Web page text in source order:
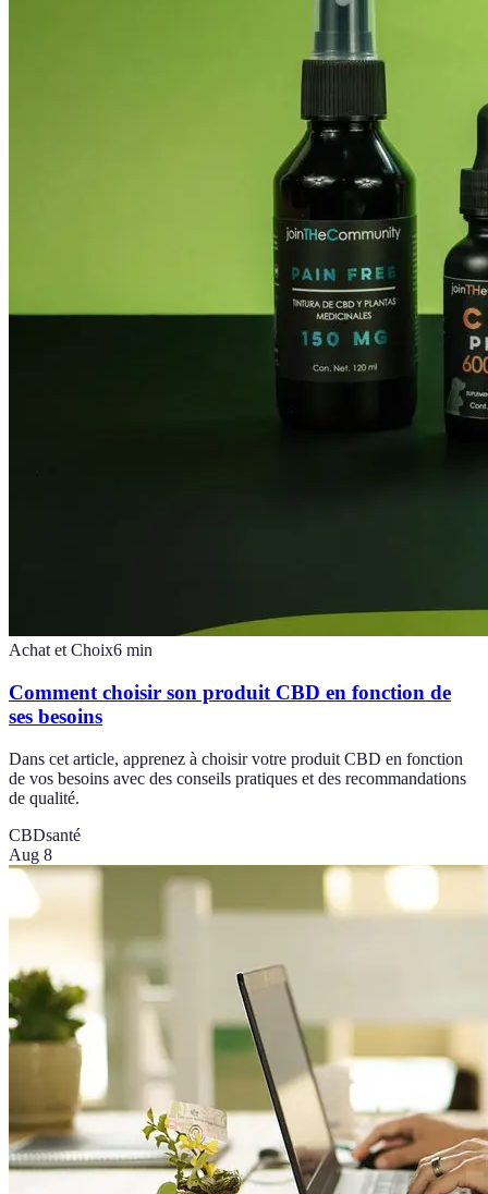
Achat et Choix6 min
Comment choisir son produit CBD en fonction de
ses besoins
Dans cet article, apprenez à choisir votre produit CBD en fonction
de vos besoins avec des conseils pratiques et des recommandations
de qualité.
CBDsanté
Aug 8